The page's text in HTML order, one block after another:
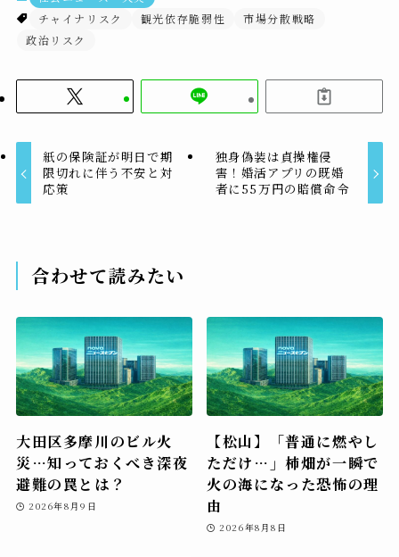
チャイナリスク
観光依存脆弱性
市場分散戦略
政治リスク
紙の保険証が明日で期
限切れに伴う不安と対
応策
独身偽装は貞操権侵
害！婚活アプリの既婚
者に55万円の賠償命令
合わせて読みたい
大田区多摩川のビル火
災…知っておくべき深夜
避難の罠とは？
2026年8月9日
【松山】「普通に燃やし
ただけ…」柿畑が一瞬で
火の海になった恐怖の理
由
2026年8月8日